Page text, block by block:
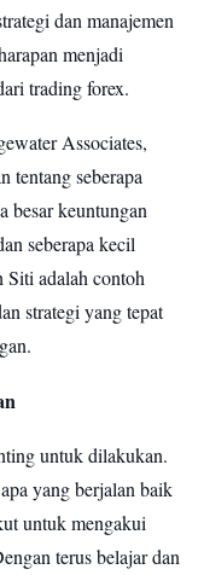
dan manajemen
menjadi
trading forex.
Associates,
tentang seberapa
besar keuntungan
seberapa kecil
adalah contoh
strategi yang tepat
untuk dilakukan.
yang berjalan baik
untuk mengakui
terus belajar dan